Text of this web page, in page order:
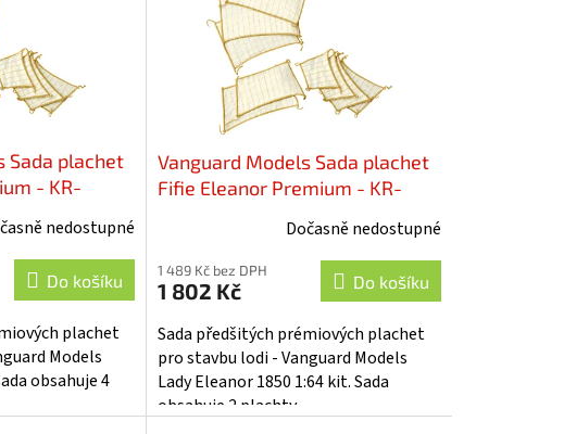
Sada plachet
- KR-
nedostupné
Do košíku
plachet
Models
obsahuje 4
Vanguard Models Sada plachet
Fifie Eleanor Premium - KR-
Dočasně nedostupné
1 489 Kč bez DPH
1 802 Kč Do košíku
Sada předšitých prémiových plachet
pro stavbu lodi - Vanguard Models
Lady Eleanor 1850 1:64 kit. Sada
obsahuje 2 plachty.